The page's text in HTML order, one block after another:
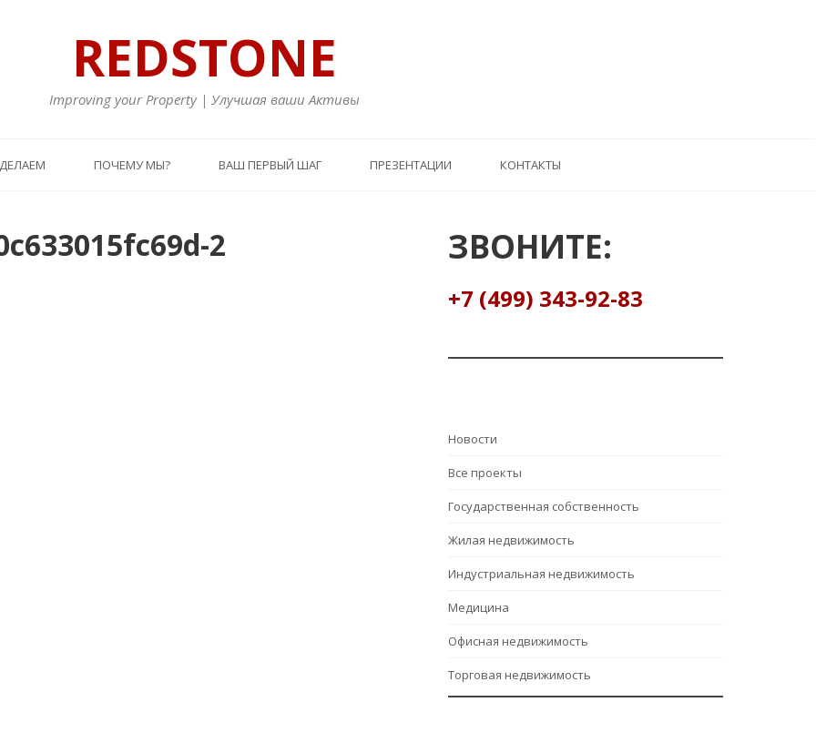
REDSTONE
Improving your Property | Улучшая ваши Активы
ПОЧЕМУ МЫ? ВАШ ПЕРВЫЙ ШАГ ПРЕЗЕНТАЦИИ КОНТАКТЫ
2 ЗВОНИТЕ:
+7 (499) 343-92-83
Hовости
Все проекты
Государственная собственность
Жилая недвижимость
Индустриальная недвижимость
Медицина
Офисная недвижимость
Торговая недвижимость